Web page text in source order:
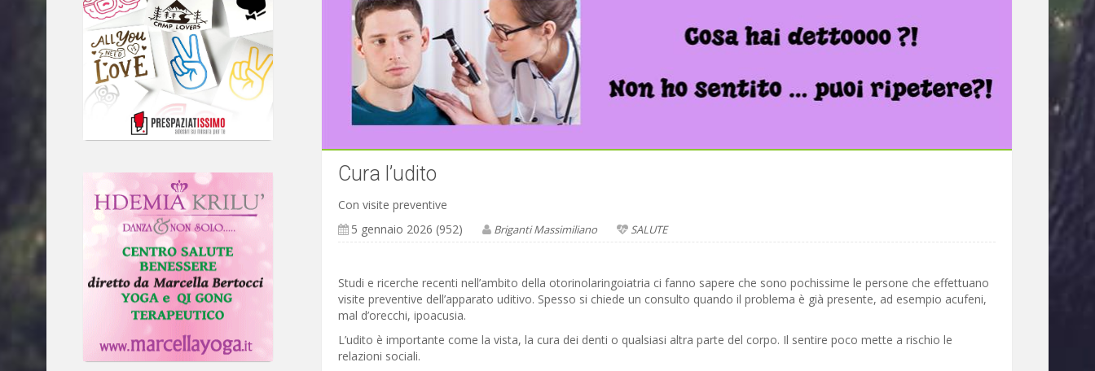
Cura l’udito
Con visite preventive
5 gennaio 2026 (952)
Briganti Massimiliano SALUTE
Studi e ricerche recenti nell’ambito della otorinolaringoiatria ci fanno sapere che sono pochissime le persone che effettuano
visite preventive dell’apparato uditivo. Spesso si chiede un consulto quando il problema è già presente, ad esempio acufeni,
mal d’orecchi, ipoacusia.
L’udito è importante come la vista, la cura dei denti o qualsiasi altra parte del corpo. Il sentire poco mette a rischio le
relazioni sociali.